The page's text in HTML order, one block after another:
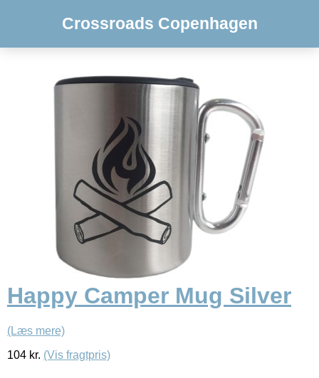
Crossroads Copenhagen
Happy Camper Mug Silver
(Læs mere)
104 kr. (Vis fragtpris)